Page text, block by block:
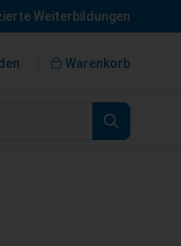
Weiterbildungen
Warenkorb